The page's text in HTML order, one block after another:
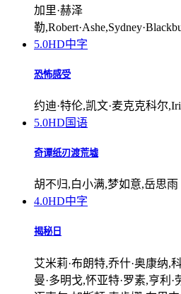
加里·赫泽
勒
5.0HD中字
恐怖感受
约迪·特伦,凯文·麦克克科尔
5.0HD国语
奇谭纸刃渡荒墟
胡不归,白小满,梦如意,岳思雨
4.0HD中字
揭秘日
艾米莉·布朗特,乔什·奥康纳,
曼·多明戈,怀亚特·罗素,亨利